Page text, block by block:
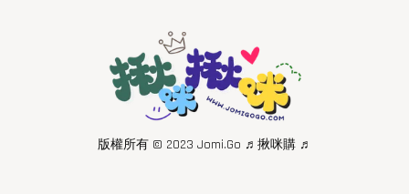
版權所有 © 2023 Jomi.Go ♬揪咪購 ♬